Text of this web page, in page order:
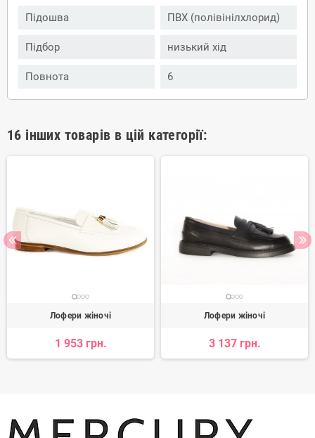
Підошва ПВХ (полівінілхлорид)
Підбор низький хід
Повнота 6
16 інших товарів в цій категорії:
Лофери жіночі
1 953 грн.
Лофери жіночі
3 137 грн.